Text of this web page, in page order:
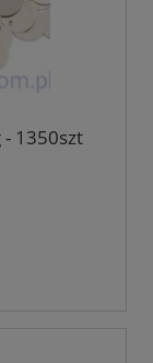
- 1350szt